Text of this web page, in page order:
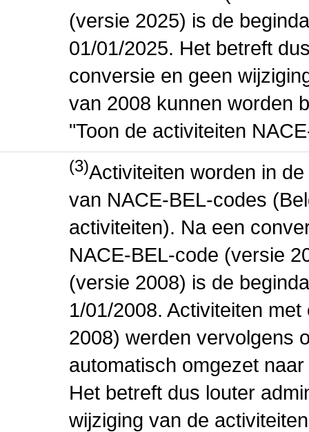
(versie 2025) is de
01/01/2025. Het betreft
conversie en geen
van 2008 kunnen worden
"Toon de activiteiten
(3)Activiteiten worden in
van NACE-BEL-codes
activiteiten). Na een
NACE-BEL-code (versie
(versie 2008) is de
1/01/2008. Activiteiten
2008) werden vervolgens
automatisch omgezet
Het betreft dus louter
wijziging van de